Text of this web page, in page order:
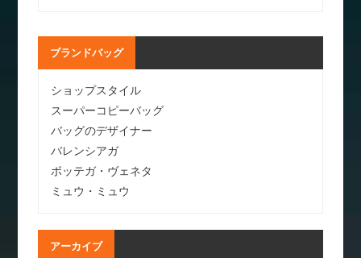
ブランドバッグ
ショップスタイル
スーパーコピーバッグ
バッグのデザイナー
バレンシアガ
ボッテガ・ヴェネタ
ミュウ・ミュウ
アーカイブ